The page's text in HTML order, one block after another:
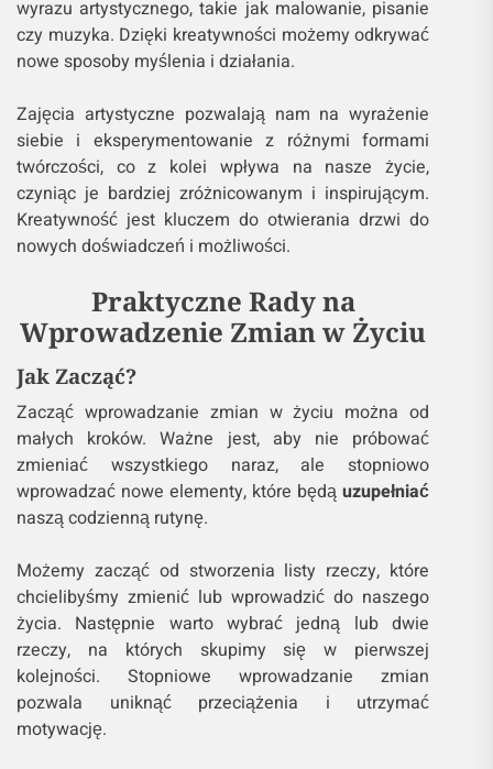
wyrazu artystycznego, takie jak malowanie, pisanie
czy muzyka. Dzięki kreatywności możemy odkrywać
nowe sposoby myślenia i działania.
Zajęcia artystyczne pozwalają nam na wyrażenie
siebie i eksperymentowanie z różnymi formami
twórczości, co z kolei wpływa na nasze życie,
czyniąc je bardziej zróżnicowanym i inspirującym.
Kreatywność jest kluczem do otwierania drzwi do
nowych doświadczeń i możliwości.
Praktyczne Rady na
Wprowadzenie Zmian w Życiu
Jak Zacząć?
Zacząć wprowadzanie zmian w życiu można od
małych kroków. Ważne jest, aby nie próbować
zmieniać wszystkiego naraz, ale stopniowo
wprowadzać nowe elementy, które będąuzupełniać
naszą codzienną rutynę.
Możemy zacząć od stworzenia listy rzeczy, które
chcielibyśmy zmienić lub wprowadzić do naszego
życia. Następnie warto wybrać jedną lub dwie
rzeczy, na których skupimy się w pierwszej
kolejności. Stopniowe wprowadzanie zmian
pozwala uniknąć przeciążenia i utrzymać
motywację.